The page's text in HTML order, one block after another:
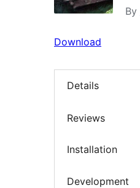
By
Download
Details
Reviews
Installation
Development